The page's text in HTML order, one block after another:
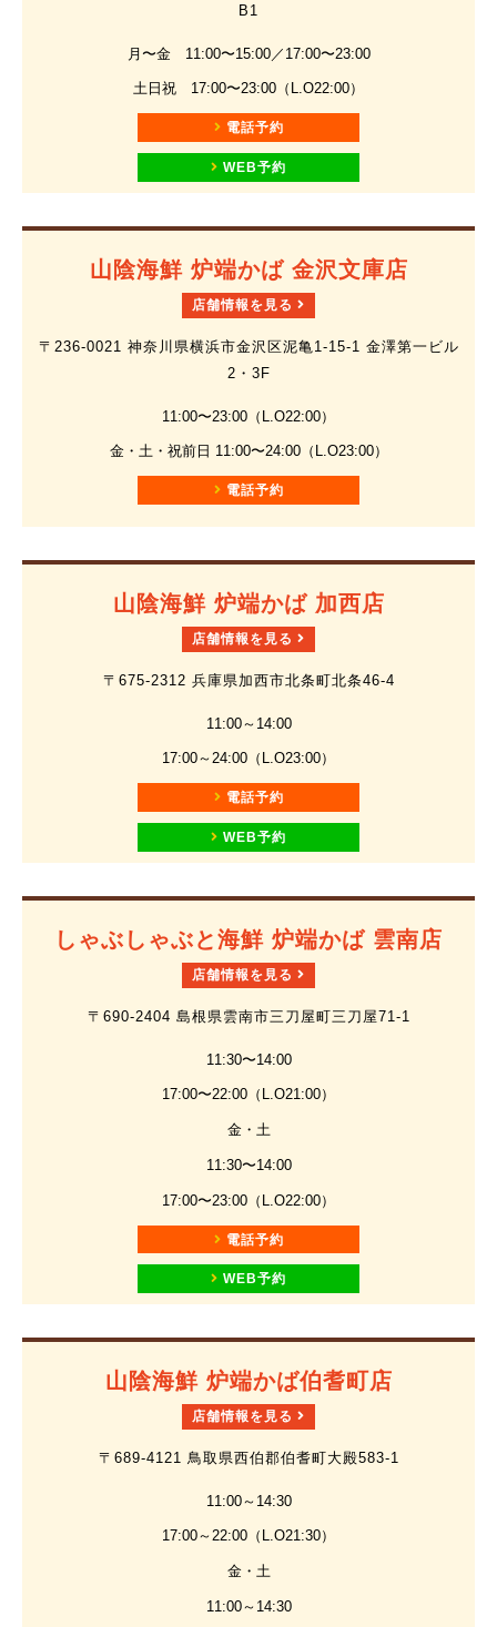
B1
月〜金 11:00〜15:00／17:00〜23:00
土日祝 17:00〜23:00（L.O22:00）
電話予約
WEB予約
山陰海鮮 炉端かば 金沢文庫店
店舗情報を見る
〒236-0021 神奈川県横浜市金沢区泥亀1-15-1 金澤第一ビル
2・3F
11:00〜23:00（L.O22:00）
金・土・祝前日 11:00〜24:00（L.O23:00）
電話予約
山陰海鮮 炉端かば 加西店
店舗情報を見る
〒675-2312 兵庫県加西市北条町北条46-4
11:00～14:00
17:00～24:00（L.O23:00）
電話予約
WEB予約
しゃぶしゃぶと海鮮 炉端かば 雲南店
店舗情報を見る
〒690-2404 島根県雲南市三刀屋町三刀屋71-1
11:30〜14:00
17:00〜22:00（L.O21:00）
金・土
11:30〜14:00
17:00〜23:00（L.O22:00）
電話予約
WEB予約
山陰海鮮 炉端かば伯耆町店
店舗情報を見る
〒689-4121 鳥取県西伯郡伯耆町大殿583-1
11:00～14:30
17:00～22:00（L.O21:30）
金・土
11:00～14:30